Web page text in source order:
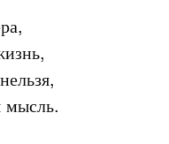
мысль.